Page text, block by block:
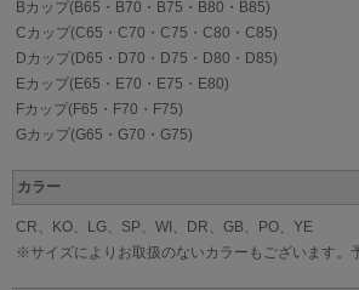
Bカップ(B65・B70・B75・B80・B85)
Cカップ(C65・C70・C75・C80・C85)
Dカップ(D65・D70・D75・D80・D85)
Eカップ(E65・E70・E75・E80)
Fカップ(F65・F70・F75)
Gカップ(G65・G70・G75)
カラー
CR、KO、LG、SP、WI、DR、GB、PO、YE
※サイズによりお取扱のないカラーもございます。